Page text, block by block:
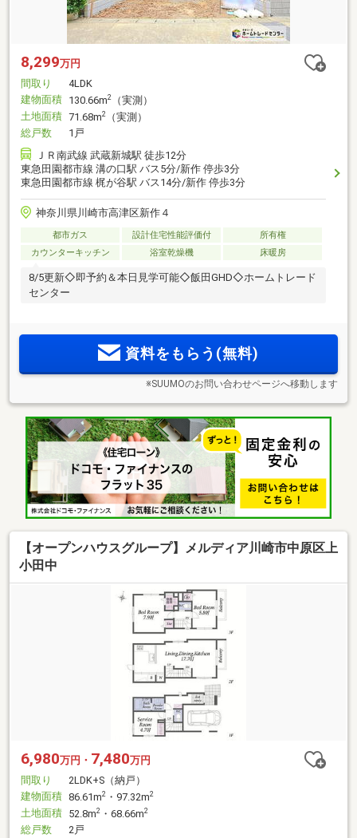
8,299万円
間取り
4LDK
建物面積 130.66m2
（実測）
土地面積 71.68m2
（実測）
総戸数
1戸
ＪＲ南武線 武蔵新城駅 徒歩12分
東急田園都市線 溝の口駅 バス5分/新作 停歩3分
東急田園都市線 梶が谷駅 バス14分/新作 停歩3分
神奈川県川崎市高津区新作４
都市ガス 設計住宅性能評価付
所有権
カウンターキッチン
浴室乾燥機 床暖房
8/5更新◇即予約＆本日見学可能◇飯田GHD◇ホームトレード
センター
資料をもらう(無料)
※SUUMOのお問い合わせページへ移動します
【オープンハウスグループ】メルディア川崎市中原区上
小田中
6,980万円・ 7,480万円
間取り
2LDK+S（納戸）
建物面積 86.61m2 ・97.32m2
土地面積 52.8m2 ・68.66m2
総戸数
2戸